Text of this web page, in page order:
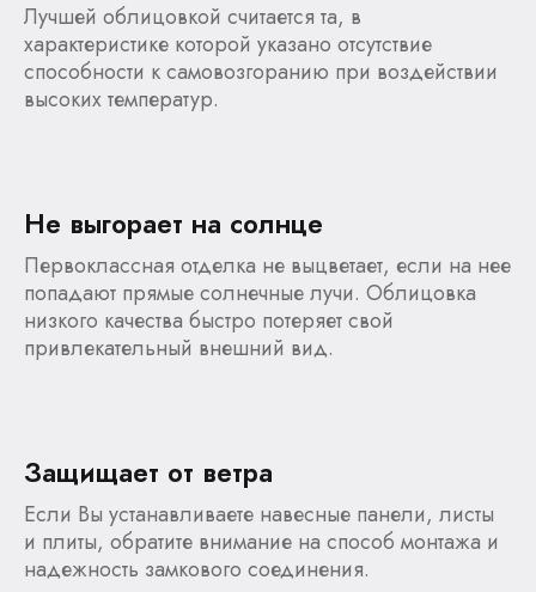
Лучшей облицовкой считается та, в
характеристике которой указано отсутствие
способности к самовозгоранию при воздействии
высоких температур.
Не выгорает на солнце
Первоклассная отделка не выцветает, если на нее
попадают прямые солнечные лучи. Облицовка
низкого качества быстро потеряет свой
привлекательный внешний вид.
Защищает от ветра
Если Вы устанавливаете навесные панели, листы
и плиты, обратите внимание на способ монтажа и
надежность замкового соединения.